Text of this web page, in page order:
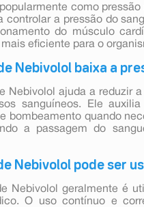
como
controlar a pressão do
do músculo
eficiente para o
Nebivolol baixa a
Nebivolol ajuda a reduzir
sanguíneos. Ele
bombeamento quando
a passagem do
Nebivolol pode ser
Nebivolol geralmente é
O uso contínuo e